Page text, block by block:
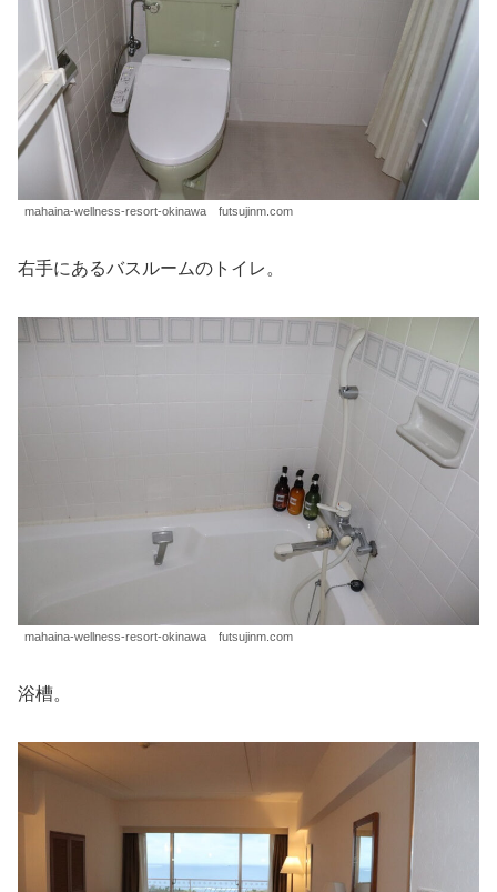
mahaina-wellness-resort-okinawa futsujinm.com
右手にあるバスルームのトイレ。
mahaina-wellness-resort-okinawa futsujinm.com
浴槽。